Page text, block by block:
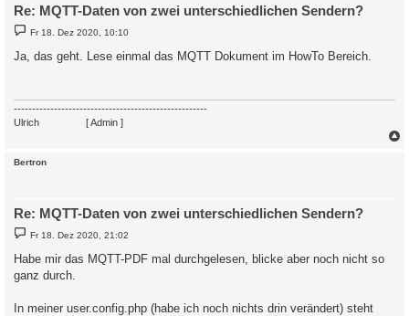
Re: MQTT-Daten von zwei unterschiedlichen Sendern?
B
e
t
Fr 18. Dez 2020, 10:10
Ja, das geht. Lese einmal das MQTT Dokument im HowTo Bereich.
-----------------------------------------------------
Ulrich
[ Admin ]
Bertron
Re: MQTT-Daten von zwei unterschiedlichen Sendern?
B
e
i
t
r
Fr 18. Dez 2020, 21:02
Habe mir das MQTT-PDF mal durchgelesen, blicke aber noch nicht so
ganz durch.
In meiner user.config.php (habe ich noch nichts drin verändert) steht